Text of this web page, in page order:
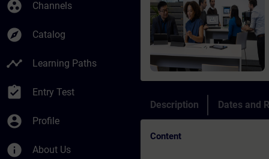
group_work Channels
explore Catalog
timeline Learning Paths
assignment_turned_in Entry Test
account_circle Profile
info About Us
Description Dates and
Content